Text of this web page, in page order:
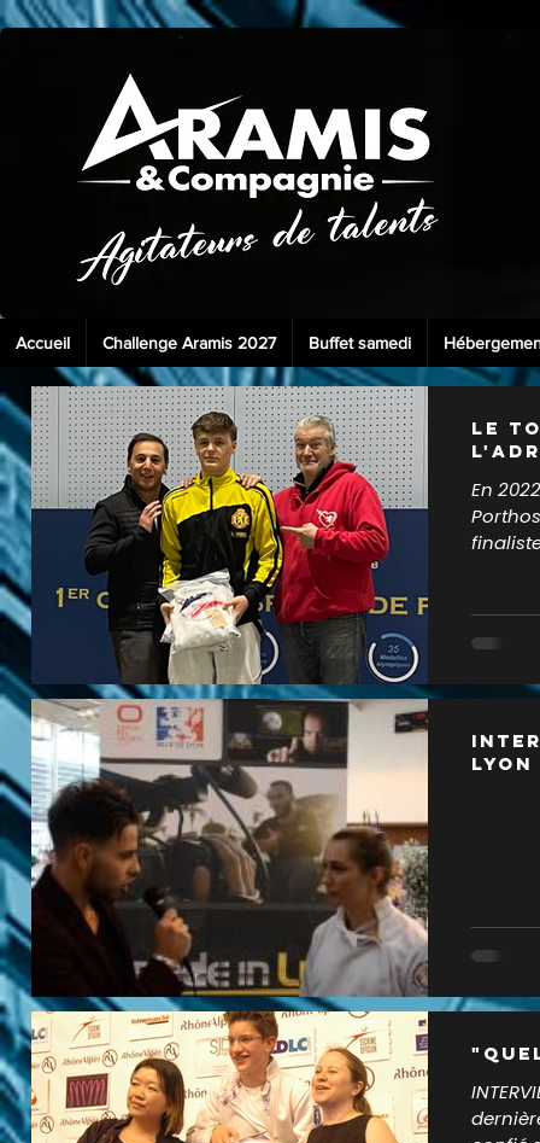
Accueil Challenge Aramis 2027 Buffet samedi
Le
En
Lyon